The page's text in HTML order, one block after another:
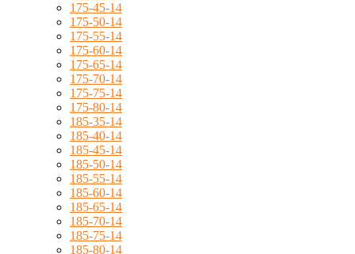
175-45-14
175-50-14
175-55-14
175-60-14
175-65-14
175-70-14
175-75-14
175-80-14
185-35-14
185-40-14
185-45-14
185-50-14
185-55-14
185-60-14
185-65-14
185-70-14
185-75-14
185-80-14